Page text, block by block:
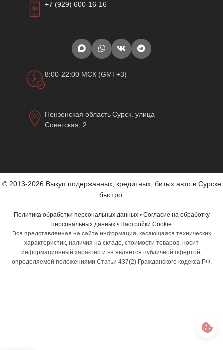
+7 (929) 600-16-16
8:00-22:00 МСК (GMT+3)
Пензенская область Сурск, улица
Советская, 2
© 2013-2026 Выкуп подержанных, кредитных, битых авто в Сурске
быстро.
Политика обработки персональных данных• Согласие на обработку
персональных данных • Настройки Cookie
Вся представленная на сайте информация, касающаяся технических
характеристик, наличия на складе, стоимости товаров, носит
информационный характер и не является публичной офертой,
определяемой положениями Статьи 437(2) Гражданского кодекса РФ.